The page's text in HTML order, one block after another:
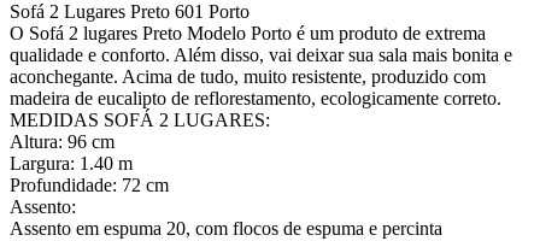
Sofá 2 Lugares Preto 601 Porto
O Sofá 2 lugares Preto Modelo Porto é um produto de extrema
qualidade e conforto. Além disso, vai deixar sua sala mais bonita e
aconchegante. Acima de tudo, muito resistente, produzido com
madeira de eucalipto de reflorestamento, ecologicamente correto.
MEDIDAS SOFÁ 2 LUGARES:
Altura: 96 cm
Largura: 1.40 m
Profundidade: 72 cm
Assento:
Assento em espuma 20, com flocos de espuma e percinta